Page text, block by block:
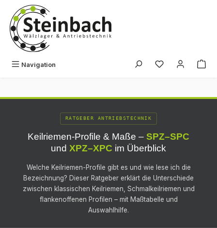
Zum Hauptinhalt springen
Navigation Du hast 0
RATGEBER ANTRIEBSTECHNIK
Keilriemen-Profile & Maße – SPZ–SPC
und XPZ–XPC im Überblick
Welche Keilriemen-Profile gibt es und wie lese ich die
Bezeichnung? Dieser Ratgeber erklärt die Unterschiede
zwischen klassischen Keilriemen, Schmalkeilriemen und
flankenoffenen Profilen – mit Maßtabelle und
Auswahlhilfe.